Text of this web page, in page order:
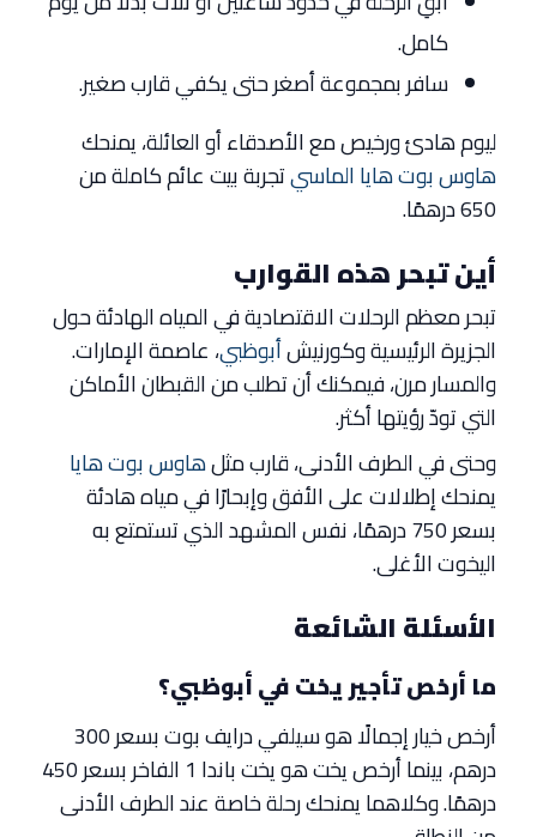
كامل.
سافر بمجموعة أصغر حتى يكفي قارب صغير.
ليوم هادئ ورخيص مع الأصدقاء أو العائلة، يمنحك
هاوس بوت هايا الماسيتجربة بيت عائم كاملة من
650 درهمًا.
أين تبحر هذه القوارب
تبحر معظم الرحلات الاقتصادية في المياه الهادئة حول
الجزيرة الرئيسية وكورنيشأبوظبي، عاصمة الإمارات.
والمسار مرن، فيمكنك أن تطلب من القبطان الأماكن
التي تودّ رؤيتها أكثر.
وحتى في الطرف الأدنى، قارب مثلهاوس بوت هايا
يمنحك إطلالات على الأفق وإبحارًا في مياه هادئة
بسعر 750 درهمًا، نفس المشهد الذي تستمتع به
اليخوت الأغلى.
الأسئلة الشائعة
ما أرخص تأجير يخت في أبوظبي؟
أرخص خيار إجمالًا هو سيلفي درايف بوت بسعر 300
درهم، بينما أرخص يخت هو يخت باندا 1 الفاخر بسعر 450
درهمًا. وكلاهما يمنحك رحلة خاصة عند الطرف الأدنى